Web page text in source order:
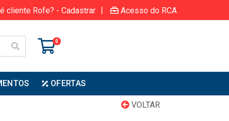
cliente Rofe? - Cadastrar | Acesso do RCA
0
OFERTAS
VOLTAR